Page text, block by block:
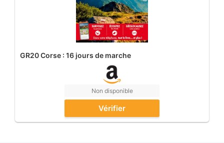
GR20 Corse : 16 jours de marche
Non disponible
Vérifier